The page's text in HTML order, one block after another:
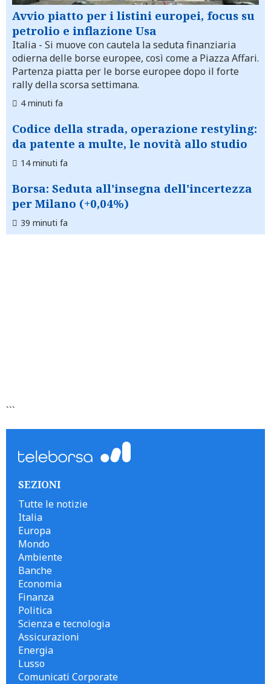
Avvio piatto per i listini europei, focus su
petrolio e inflazione Usa
Italia - Si muove con cautela la seduta finanziaria
odierna delle borse europee, così come a Piazza Affari.
Partenza piatta per le borse europee dopo il forte
rally della scorsa settimana.
4 minuti fa
Codice della strada, operazione restyling:
da patente a multe, le novità allo studio
14 minuti fa
Borsa: Seduta all'insegna dell'incertezza
per Milano (+0,04%)
39 minuti fa
```
SEZIONI
Tutte le notizie
Italia
Europa
Mondo
Ambiente
Banche
Economia
Finanza
Politica
Scienza e tecnologia
Assicurazioni
Energia
Lusso
Comunicati Corporate